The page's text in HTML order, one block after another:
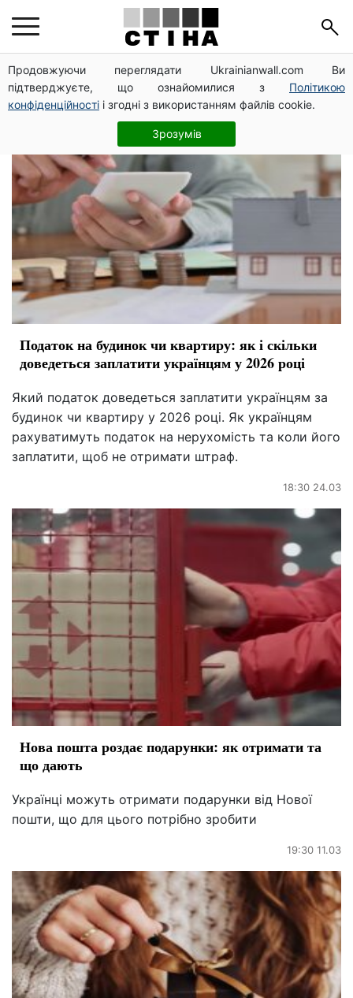
Продовжуючи переглядати Ukrainianwall.com Ви
підтверджуєте, що ознайомилися з Політикою
конфіденційності і згодні з використанням файлів cookie.
Зрозумів
подарок
Податок на будинок чи квартиру: як і скільки
доведеться заплатити українцям у 2026 році
Який податок доведеться заплатити українцям за
будинок чи квартиру у 2026 році. Як українцям
рахуватимуть податок на нерухомість та коли його
заплатити, щоб не отримати штраф.
18:30 24.03
Нова пошта роздає подарунки: як отримати та
що дають
Українці можуть отримати подарунки від Нової
пошти, що для цього потрібно зробити
19:30 11.03